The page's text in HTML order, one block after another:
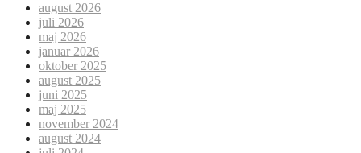
august 2026
juli 2026
maj 2026
januar 2026
oktober 2025
august 2025
juni 2025
maj 2025
november 2024
august 2024